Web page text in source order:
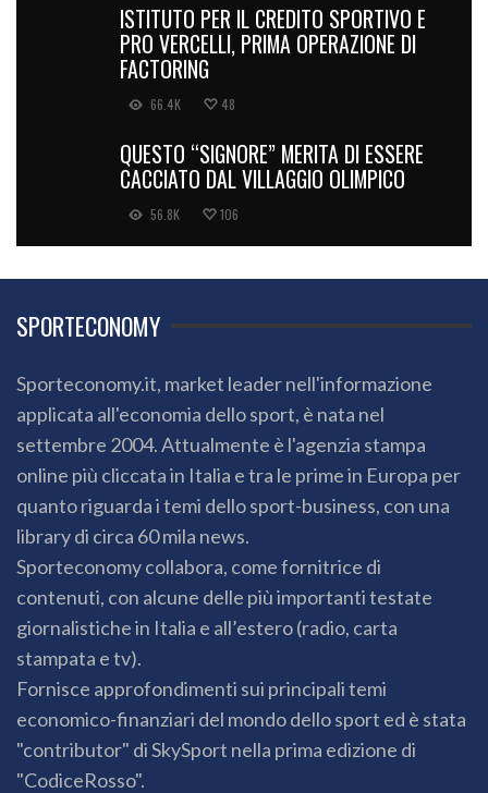
ISTITUTO PER IL CREDITO SPORTIVO E
PRO VERCELLI, PRIMA OPERAZIONE DI
FACTORING
66.4K 48
QUESTO “SIGNORE” MERITA DI ESSERE
CACCIATO DAL VILLAGGIO OLIMPICO
56.8K 106
SPORTECONOMY
Sporteconomy.it, market leader nell'informazione
applicata all'economia dello sport, è nata nel
settembre 2004. Attualmente è l'agenzia stampa
online più cliccata in Italia e tra le prime in Europa per
quanto riguarda i temi dello sport-business, con una
library di circa 60 mila news.
Sporteconomy collabora, come fornitrice di
contenuti, con alcune delle più importanti testate
giornalistiche in Italia e all’estero (radio, carta
stampata e tv).
Fornisce approfondimenti sui principali temi
economico-finanziari del mondo dello sport ed è stata
"contributor" di SkySport nella prima edizione di
"CodiceRosso".